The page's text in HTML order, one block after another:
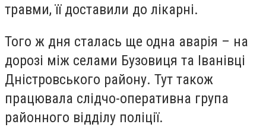
травми, її доставили до лікарні.
Того ж дня сталась ще одна аварія – на
дорозі між селами Бузовиця та Іванівці
Дністровського району. Тут також
працювала слідчо-оперативна група
районного відділу поліції.